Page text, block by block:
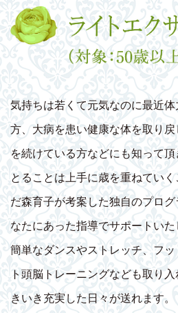
気持ちは若くて元気なのに最近
方、大病を患い健康な体を取り
を続けている方などにも知って
とることは上手に歳を重ねてい
だ森育子が考案した独自のプロ
なたにあった指導でサポートい
簡単なダンスやストレッチ、フ
ト頭脳トレーニングなども取り
きいき充実した日々が送れます。